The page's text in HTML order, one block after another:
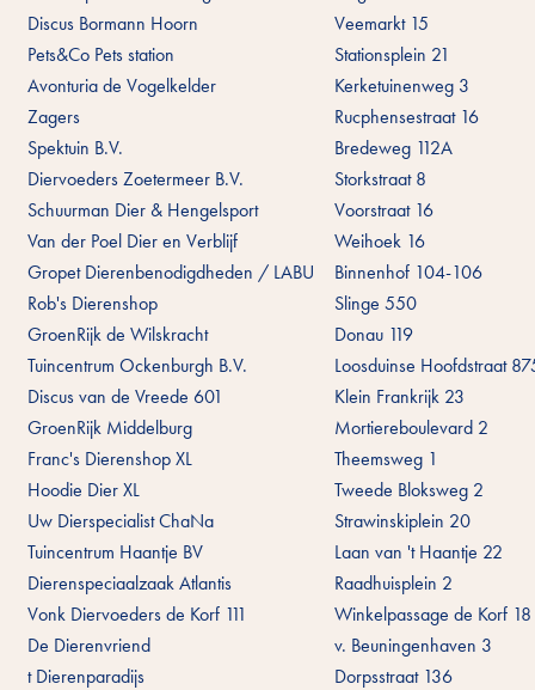
Discus Bormann Hoorn
Veemarkt 15
Pets&Co Pets station
Stationsplein 21
Avonturia de Vogelkelder
Kerketuinenweg 3
Zagers
Rucphensestraat 16
Spektuin B.V.
Bredeweg 112A
Diervoeders Zoetermeer B.V.
Storkstraat 8
Schuurman Dier & Hengelsport
Voorstraat 16
Van der Poel Dier en Verblijf
Weihoek 16
Gropet Dierenbenodigdheden / LABU
Binnenhof 104-106
Rob's Dierenshop
Slinge 550
GroenRijk de Wilskracht
Donau 119
Tuincentrum Ockenburgh B.V.
Loosduinse Hoofdstraat
Discus van de Vreede 601
Klein Frankrijk 23
GroenRijk Middelburg
Mortiereboulevard 2
Franc's Dierenshop XL
Theemsweg 1
Hoodie Dier XL
Tweede Bloksweg 2
Uw Dierspecialist ChaNa
Strawinskiplein 20
Tuincentrum Haantje BV
Laan van 't Haantje 22
Dierenspeciaalzaak Atlantis
Raadhuisplein 2
Vonk Diervoeders de Korf 111
Winkelpassage de Korf 18
De Dierenvriend
v. Beuningenhaven 3
t Dierenparadijs
Dorpsstraat 136